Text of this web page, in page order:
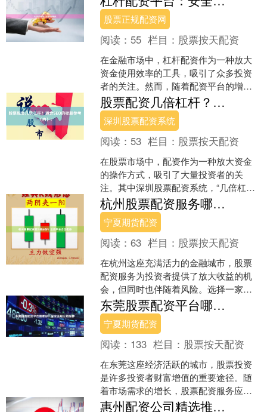
全的渠道成为关键。本文为您....
股票正规配资网
阅读： 55 栏目： 股票按天配资
在金融市场中，杠杆配资作为一种放大
资金使用效率的工具，吸引了众多投资
者的关注。然而，随着配资平台的增
多，如何选择一家安全可靠的平台成为
投资者必须面对的问题。本文....
股票配资几倍杠杆？适合SEO的标题参考（内）：
深圳股票配资系统
阅读： 53 栏目： 股票按天配资
在股票市场中，配资作为一种放大资金
的操作方式，吸引了大量投资者的关
注。其中深圳股票配资系统，“几倍杠杆”
是用户搜索频率最高的关键词之一。本
文将从SEO优化角度出....
杭州股票配资服务哪家好？正规平台安全推荐
宁夏期货配资
阅读：63 栏目： 股票按天配资
在杭州这座充满活力的金融城市，股票
配资服务为投资者提供了放大收益的机
会，但同时也伴随着风险。选择一家正
规、安全的配资平台至关重要。本文将
为您详细解析如何选择杭州....
东莞股票配资平台哪家好？安全正规公司推荐
宁夏期货配资
阅读： 133 栏目： 股票按天配资
在东莞这座经济活跃的城市，股票投资
是许多投资者财富增值的重要途径。随
着市场需求的增长，股票配资服务应运
而生，为投资者提供了放大交易规模的
惠州配资公司精选推荐榜单